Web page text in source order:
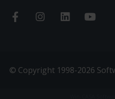
© Copyright 1998-2026